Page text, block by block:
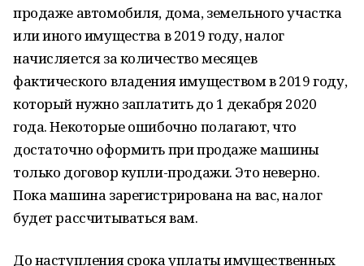
продаже автомобиля, дома, земельного участка
или иного имущества в 2019 году, налог
начисляется за количество месяцев
фактического владения имуществом в 2019 году,
который нужно заплатить до 1 декабря 2020
года. Некоторые ошибочно полагают, что
достаточно оформить при продаже машины
только договор купли-продажи. Это неверно.
Пока машина зарегистрирована на вас, налог
будет рассчитываться вам.
До наступления срока уплаты имущественных